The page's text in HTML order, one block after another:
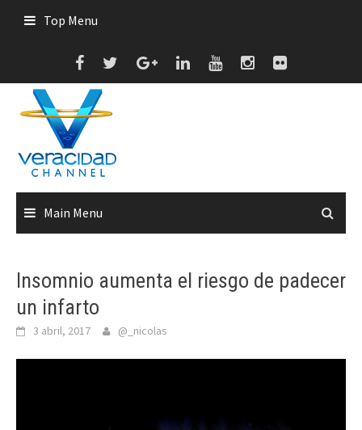
Top Menu
Main Menu
Insomnio aumenta el riesgo de padecer
un infarto
3 abril, 2017 @_nicolas